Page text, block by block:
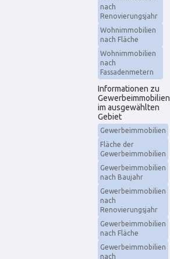
nach
Renovierungsjahr
Wohnimmobilien
nach Fläche
Wohnimmobilien
nach
Fassadenmetern
Informationen zu
Gewerbeimmobilien
im ausgewählten
Gebiet
Gewerbeimmobilien
Fläche der
Gewerbeimmobilien
Gewerbeimmobilien
nach Baujahr
Gewerbeimmobilien
nach
Renovierungsjahr
Gewerbeimmobilien
nach Fläche
Gewerbeimmobilien
nach